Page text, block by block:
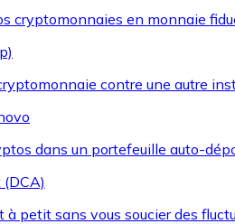
cryptomonnaies en monnaie
contre une autre
dans un portefeuille auto-
à petit sans vous soucier des